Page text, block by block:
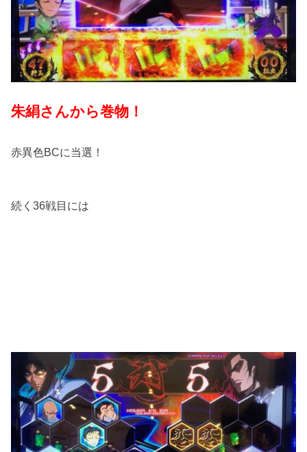
朱絹さんから巻物！
赤異色BCに当選！
続く36戦目には